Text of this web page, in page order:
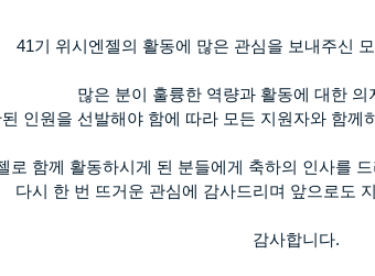
41기 위시엔젤의 활동에 많은 관심을 보내주신
많은 분이 훌륭한 역량과 활동에 대한 의
인원을 선발해야 함에 따라 모든 지원자와 함께
로 함께 활동하시게 된 분들에게 축하의 인사를
다시 한 번 뜨거운 관심에 감사드리며 앞으로도
감사합니다.